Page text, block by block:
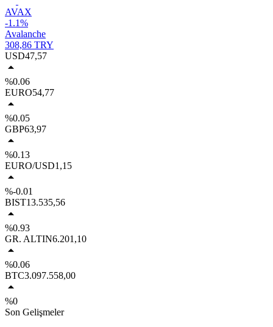
AVAX
-1.1%
Avalanche
308,86 TRY
USD47,57
%0.06
EURO54,77
%0.05
GBP63,97
%0.13
EURO/USD1,15
%-0.01
BIST13.535,56
%0.93
GR. ALTIN6.201,10
%0.06
BTC3.097.558,00
%0
Son Gelişmeler